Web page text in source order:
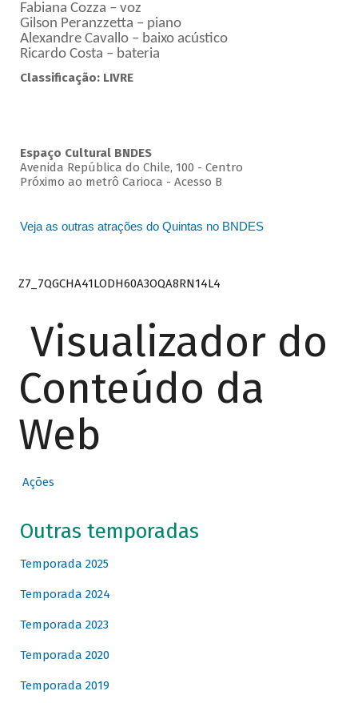
Fabiana Cozza – voz
Gilson Peranzzetta – piano
Alexandre Cavallo – baixo acústico
Ricardo Costa – bateria
Classificação: LIVRE
Espaço Cultural BNDES
Avenida República do Chile, 100 - Centro
Próximo ao metrô Carioca - Acesso B
Veja as outras atrações do Quintas no BNDES
Z7_7QGCHA41LODH60A3OQA8RN14L4
Visualizador do
Conteúdo da
Web
Ações
Outras temporadas
Temporada 2025
Temporada 2024
Temporada 2023
Temporada 2020
Temporada 2019